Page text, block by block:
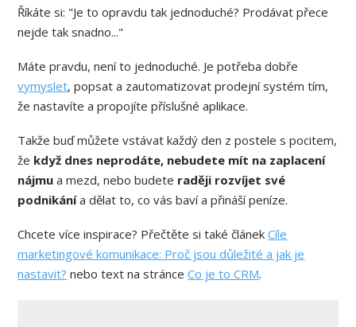
Říkáte si: "Je to opravdu tak jednoduché? Prodávat přece
nejde tak snadno..."
Máte pravdu, není to jednoduché. Je potřeba dobře
vymyslet, popsat a zautomatizovat prodejní systém tím,
že nastavíte a propojíte příslušné aplikace.
Takže buď můžete vstávat každý den z postele s pocitem,
že když dnes neprodáte, nebudete mít na zaplacení
nájmu a mezd, nebo budete raději rozvíjet své
podnikánía dělat to, co vás baví a přináší peníze.
Chcete více inspirace? Přečtěte si také článekCíle
marketingové komunikace: Proč jsou důležité a jak je
nastavit? nebo text na stránceCo je to CRM.